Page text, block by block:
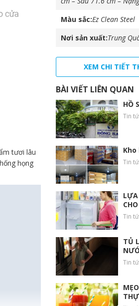
tươi lâu
họng
Màu sắc Ez Clean Steel
Nơi sản xuất Trung
XEM CHI TIẾT
BÀI VIẾT LIÊN QUAN
HỒ
Tin
Tin
Tin
TỦ
Tin